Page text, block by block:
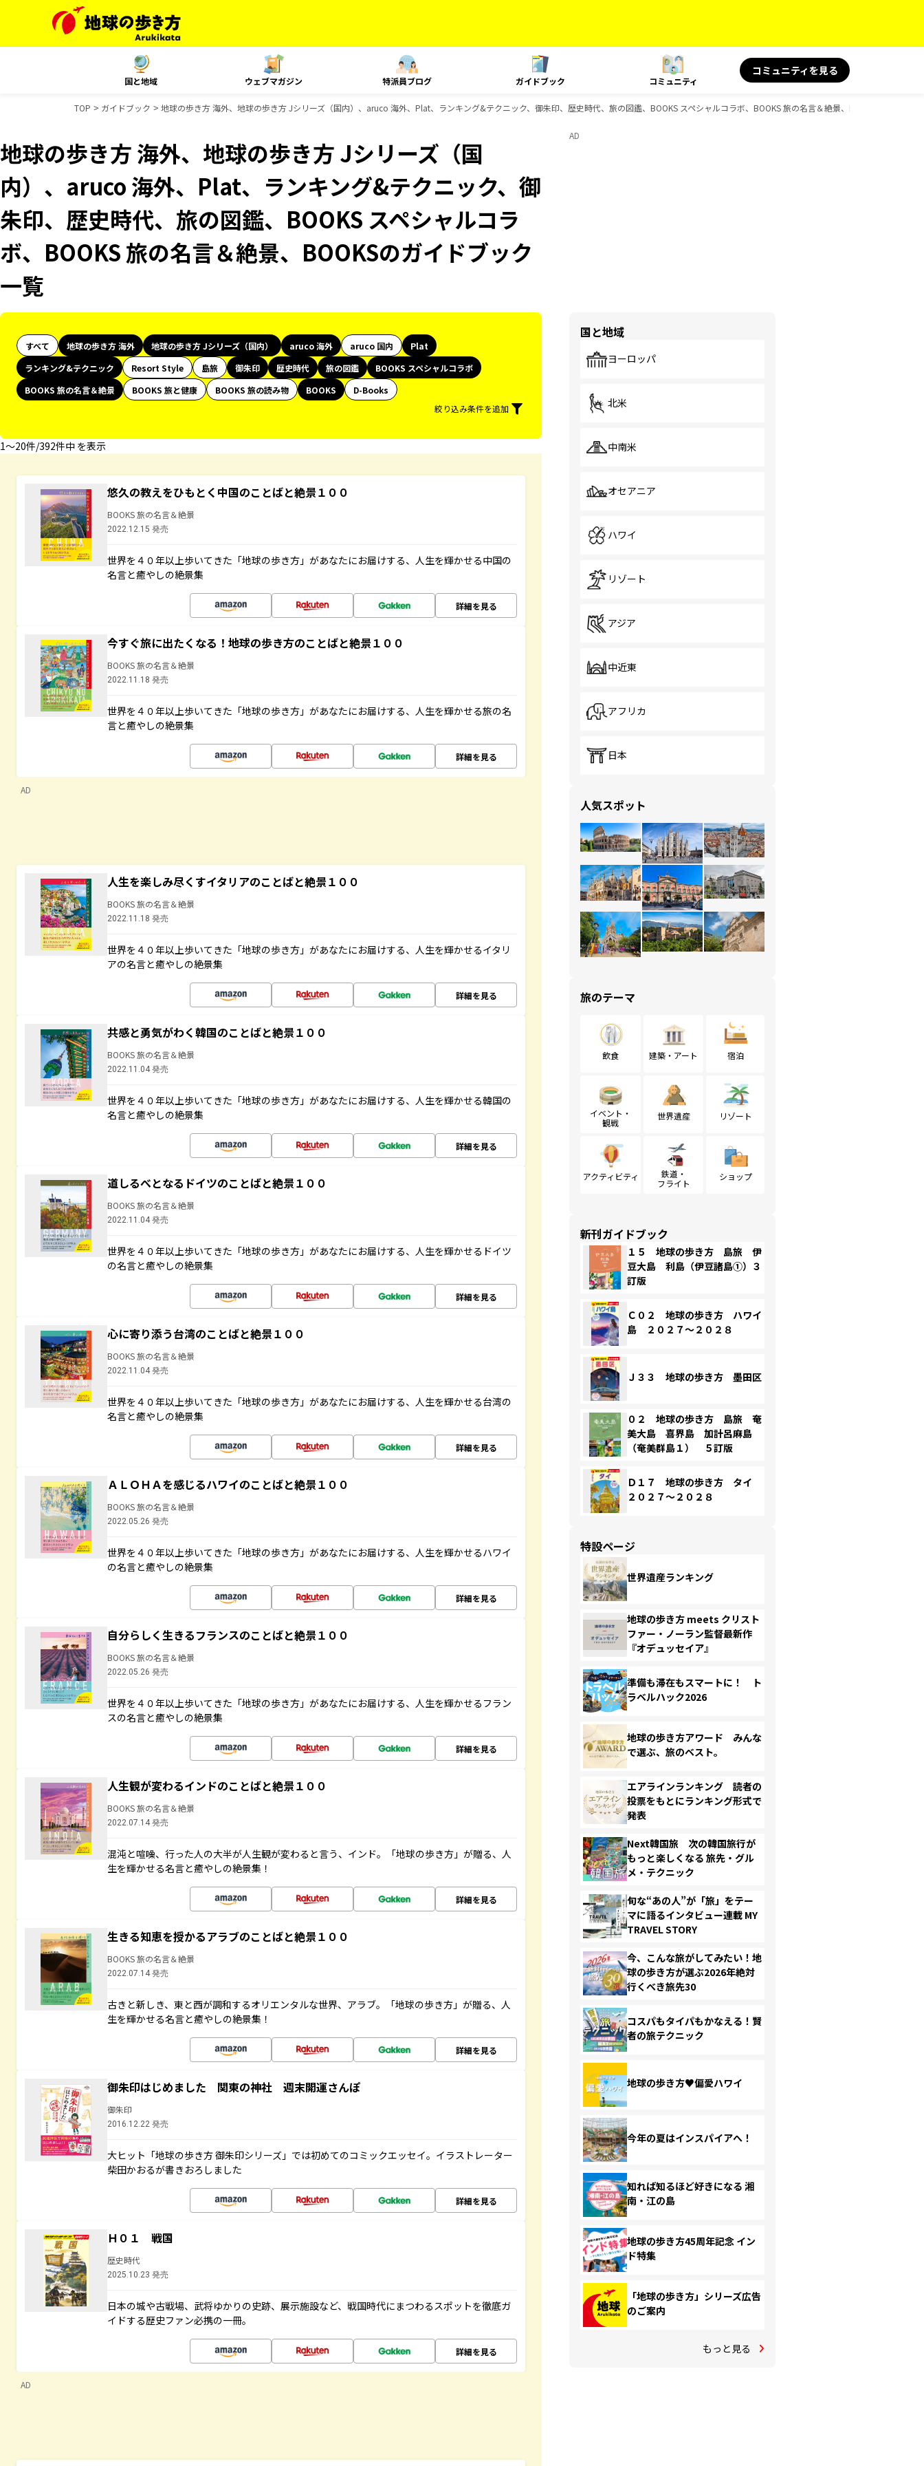
国と地域 ウェブマガジン 特派員ブログ ガイドブック コミュニティ
コミュニティを見る
TOP ガイドブック 地球の歩き方 海外、地球の歩き方 Jシリーズ（国内）、aruco 海外、Plat、ランキング&テクニック、御朱印、歴史時代、旅の図鑑、BOOKS スペシャルコラボ、BOOKS 旅の名言＆絶景、BOOKSのガイドブ
地球の歩き方 海外、地球の歩き方 Jシリーズ（国
内）、aruco 海外、Plat、ランキング&テクニック、御
朱印、歴史時代、旅の図鑑、BOOKS スペシャルコラ
ボ、BOOKS 旅の名言＆絶景、BOOKSのガイドブック
一覧
すべて 地球の歩き方 海外 地球の歩き方 Jシリーズ（国内） aruco 海外 aruco 国内
Plat
ランキング&テクニック
Resort Style 島旅 御朱印 歴史時代 旅の図鑑
BOOKS スペシャルコラボ
BOOKS 旅の名言＆絶景
BOOKS 旅と健康 BOOKS 旅の読み物 BOOKS
D-Books
絞り込み条件を追加
1〜20件/392件中 を表示
悠久の教えをひもとく中国のことばと絶景１００
BOOKS 旅の名言＆絶景
2022.12.15 発売
世界を４０年以上歩いてきた「地球の歩き方」があなたにお届けする、人生を輝かせる中国の
名言と癒やしの絶景集
詳細を見る
今すぐ旅に出たくなる！地球の歩き方のことばと絶景１００
BOOKS 旅の名言＆絶景
2022.11.18 発売
世界を４０年以上歩いてきた「地球の歩き方」があなたにお届けする、人生を輝かせる旅の名
言と癒やしの絶景集
詳細を見る
AD
人生を楽しみ尽くすイタリアのことばと絶景１００
BOOKS 旅の名言＆絶景
2022.11.18 発売
世界を４０年以上歩いてきた「地球の歩き方」があなたにお届けする、人生を輝かせるイタリ
アの名言と癒やしの絶景集
詳細を見る
共感と勇気がわく韓国のことばと絶景１００
BOOKS 旅の名言＆絶景
2022.11.04 発売
世界を４０年以上歩いてきた「地球の歩き方」があなたにお届けする、人生を輝かせる韓国の
名言と癒やしの絶景集
詳細を見る
道しるべとなるドイツのことばと絶景１００
BOOKS 旅の名言＆絶景
2022.11.04 発売
世界を４０年以上歩いてきた「地球の歩き方」があなたにお届けする、人生を輝かせるドイツ
の名言と癒やしの絶景集
詳細を見る
心に寄り添う台湾のことばと絶景１００
BOOKS 旅の名言＆絶景
2022.11.04 発売
世界を４０年以上歩いてきた「地球の歩き方」があなたにお届けする、人生を輝かせる台湾の
名言と癒やしの絶景集
詳細を見る
ＡＬＯＨＡを感じるハワイのことばと絶景１００
BOOKS 旅の名言＆絶景
2022.05.26 発売
世界を４０年以上歩いてきた「地球の歩き方」があなたにお届けする、人生を輝かせるハワイ
の名言と癒やしの絶景集
詳細を見る
自分らしく生きるフランスのことばと絶景１００
BOOKS 旅の名言＆絶景
2022.05.26 発売
世界を４０年以上歩いてきた「地球の歩き方」があなたにお届けする、人生を輝かせるフラン
スの名言と癒やしの絶景集
詳細を見る
人生観が変わるインドのことばと絶景１００
BOOKS 旅の名言＆絶景
2022.07.14 発売
混沌と喧噪、行った人の大半が人生観が変わると言う、インド。「地球の歩き方」が贈る、人
生を輝かせる名言と癒やしの絶景集！
詳細を見る
生きる知恵を授かるアラブのことばと絶景１００
BOOKS 旅の名言＆絶景
2022.07.14 発売
古きと新しき、東と西が調和するオリエンタルな世界、アラブ。「地球の歩き方」が贈る、人
生を輝かせる名言と癒やしの絶景集！
詳細を見る
御朱印はじめました 関東の神社 週末開運さんぽ
御朱印
2016.12.22 発売
大ヒット「地球の歩き方 御朱印シリーズ」では初めてのコミックエッセイ。イラストレーター
柴田かおるが書きおろしました
詳細を見る
Ｈ０１ 戦国
歴史時代
2025.10.23 発売
日本の城や古戦場、武将ゆかりの史跡、展示施設など、戦国時代にまつわるスポットを徹底ガ
イドする歴史ファン必携の一冊。
詳細を見る
AD
AD
国と地域
ヨーロッパ
北米
中南米
オセアニア
ハワイ
リゾート
アジア
中近東
アフリカ
日本
人気スポット
旅のテーマ
飲食 建築・アート 宿泊
イベント・
観戦
世界遺産 リゾート
アクティビティ
鉄道・
フライト
ショップ
新刊ガイドブック
１５ 地球の歩き方 島旅 伊
豆大島 利島（伊豆諸島①）３
訂版
Ｃ０２ 地球の歩き方 ハワイ
島 ２０２７～２０２８
Ｊ３３ 地球の歩き方 墨田区
０２ 地球の歩き方 島旅 奄
美大島 喜界島 加計呂麻島
（奄美群島１） ５訂版
Ｄ１７ 地球の歩き方 タイ
２０２７～２０２８
特設ページ
世界遺産ランキング
地球の歩き方 meets クリスト
ファー・ノーラン監督最新作
『オデュッセイア』
準備も滞在もスマートに！ ト
ラベルハック2026
地球の歩き方アワード みんな
で選ぶ、旅のベスト。
エアラインランキング 読者の
投票をもとにランキング形式で
発表
Next韓国旅 次の韓国旅行が
もっと楽しくなる 旅先・グル
メ・テクニック
旬な“あの人”が「旅」をテー
マに語るインタビュー連載 MY
TRAVEL STORY
今、こんな旅がしてみたい！地
球の歩き方が選ぶ2026年絶対
行くべき旅先30
コスパもタイパもかなえる！賢
者の旅テクニック
地球の歩き方♥偏愛ハワイ
今年の夏はインスパイアへ！
知れば知るほど好きになる 湘
南・江の島
地球の歩き方45周年記念 イン
ド特集
「地球の歩き方」シリーズ広告
のご案内
もっと見る